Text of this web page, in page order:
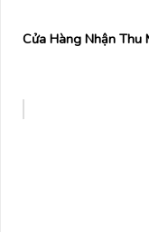
Cửa Hàng Nhận Thu